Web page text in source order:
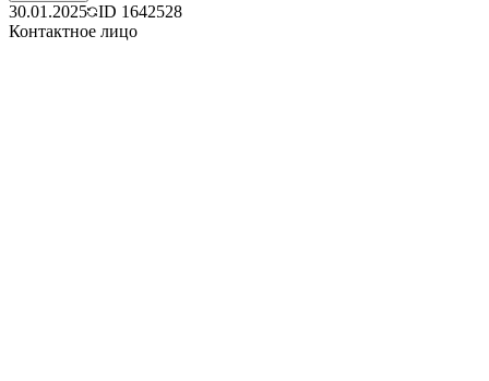
30.01.2025 ID 1642528
Контактное лицо